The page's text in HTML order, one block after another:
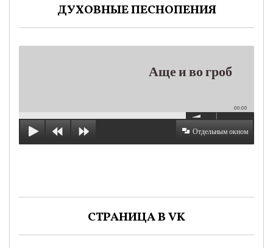
ДУХОВНЫЕ ПЕСНОПЕНИЯ
Аще и во гроб
00:00
Отдельным окном
СТРАНИЦА В VK